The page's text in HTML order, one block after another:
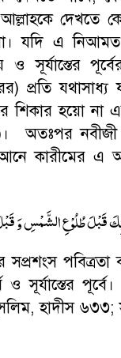
দেখতে
যদি এ
ও সূর্যাস্তের
প্রতি যথাসাধ্য
শিকার হয়ো না
অতঃপর নবীজী
কারীমের এ
قَبْلَ طُلُوْعِ الشَّمْسِ وَ
সপ্রশংস
ও সূর্যাস্তের পূর্বে।
,হাদীস ৬৩৩;